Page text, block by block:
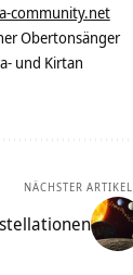
community.net
Obertonsänger
und Kirtan
NÄCHSTER ARTIKEL